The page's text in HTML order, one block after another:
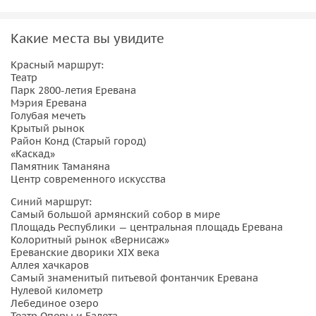
называют районом трущоб;
• «Каскад»;
• Памятник Таманяна;
• Центр современного искусства.
Вы будете гулять по задворкам Еревана и поглощать
очарование нетуристического города. Увидите место, где
состоялась премьера комедии «Горе от ума» в присутствии
автора. В завершение этой прогулки вы полюбуетесь
повезёт с ясной погодой, то и горой Арарат.
Синий маршрут: классический маршрут с
погружением в культуру и традиции, главные
«must have» Еревана. Вас ждет:
• Посещение самого большого армянского собора в мире;
Какие места вы увидите
Красный маршрут:
Театр
Парк 2800-летия Еревана
Мэрия Еревана
Голубая мечеть
Крытый рынок
Район Конд (Старый город)
«Каскад»
Памятник Таманяна
Центр современного искусства
Синий маршрут:
Самый большой армянский собор в мире
Площадь Республики — центральная площадь Еревана
Колоритный рынок «Вернисаж»
Ереванские дворики XIX века
Аллея хачкаров
Самый знаменитый питьевой фонтанчик Еревана
Нулевой километр
Лебединое озеро